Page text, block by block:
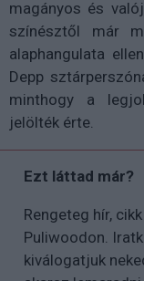
magányos és
színésztől már
alaphangulata
Depp
minthogy a
jelölték érte.
Ezt láttad már?
Rengeteg hír,
Puliwoodon.
kiválogatjuk